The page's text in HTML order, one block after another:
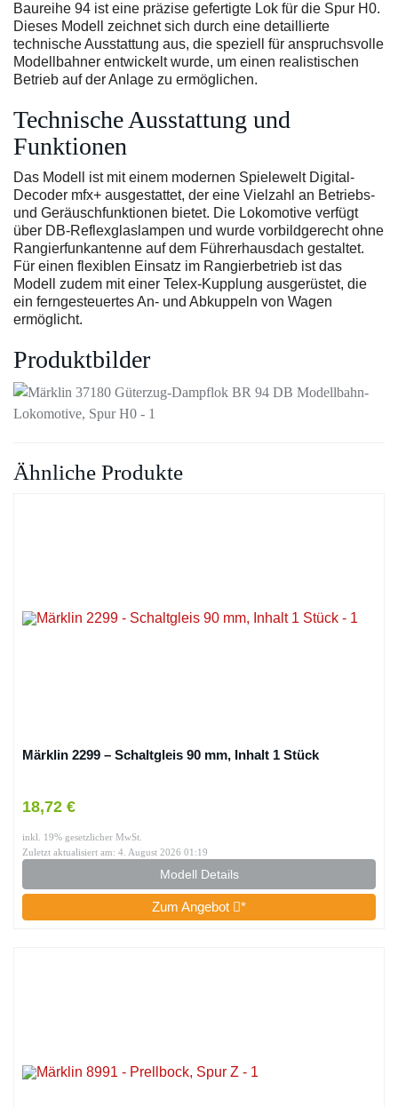
Baureihe 94 ist eine präzise gefertigte Lok für die Spur H0.
Dieses Modell zeichnet sich durch eine detaillierte
technische Ausstattung aus, die speziell für anspruchsvolle
Modellbahner entwickelt wurde, um einen realistischen
Betrieb auf der Anlage zu ermöglichen.
Technische Ausstattung und
Funktionen
Das Modell ist mit einem modernen Spielewelt Digital-
Decoder mfx+ ausgestattet, der eine Vielzahl an Betriebs-
und Geräuschfunktionen bietet. Die Lokomotive verfügt
über DB-Reflexglaslampen und wurde vorbildgerecht ohne
Rangierfunkantenne auf dem Führerhausdach gestaltet.
Für einen flexiblen Einsatz im Rangierbetrieb ist das
Modell zudem mit einer Telex-Kupplung ausgerüstet, die
ein ferngesteuertes An- und Abkuppeln von Wagen
ermöglicht.
Produktbilder
Ähnliche Produkte
Märklin 2299 – Schaltgleis 90 mm, Inhalt 1 Stück
18,72 €
inkl. 19% gesetzlicher MwSt.
Zuletzt aktualisiert am: 4. August 2026 01:19
Modell Details
Zum Angebot *